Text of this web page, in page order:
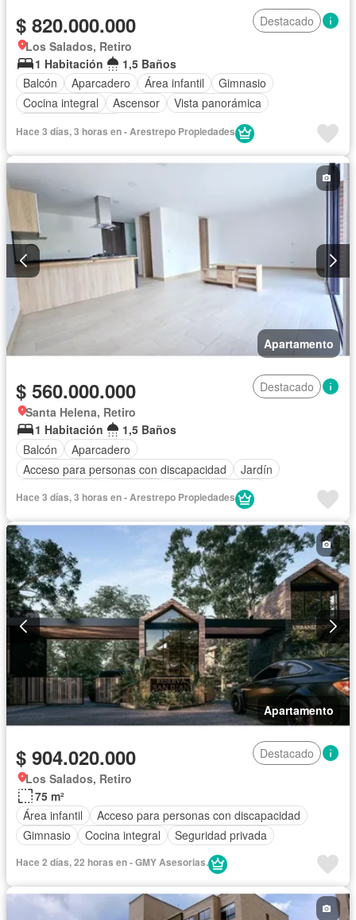
$ 820.000.000
Destacado
Los Salados, Retiro
1 Habitación
1,5 Baños
Balcón
Aparcadero Área infantil
Gimnasio
Cocina integral
Ascensor
Vista panorámica
Hace 3 días, 3 horas en - Arestrepo Propiedades
Apartamento
$ 560.000.000
Destacado
Santa Helena, Retiro
1 Habitación
1,5 Baños
Balcón
Aparcadero
Acceso para personas con discapacidad
Jardín
Vista panorámica
Hace 3 días, 3 horas en - Arestrepo Propiedades
Apartamento
$ 904.020.000
Destacado
Los Salados, Retiro
75 m²
Área infantil
Acceso para personas con discapacidad
Gimnasio
Cocina integral Seguridad privada
Hace 2 días, 22 horas en - GMY Asesorias.